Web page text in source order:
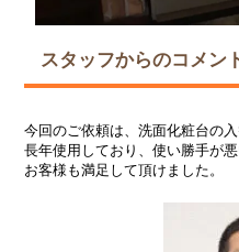
スタッフからのコメン
今回のご依頼は、洗面化粧台の入
長年使用しており、使い勝
お客様も満足して頂けました。